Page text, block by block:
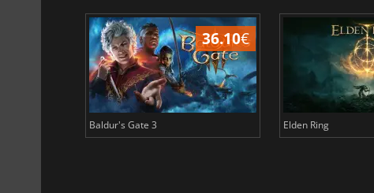
36.10€
Baldur's Gate 3 Elden Ring